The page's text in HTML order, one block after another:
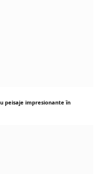
peisaje impresionante în